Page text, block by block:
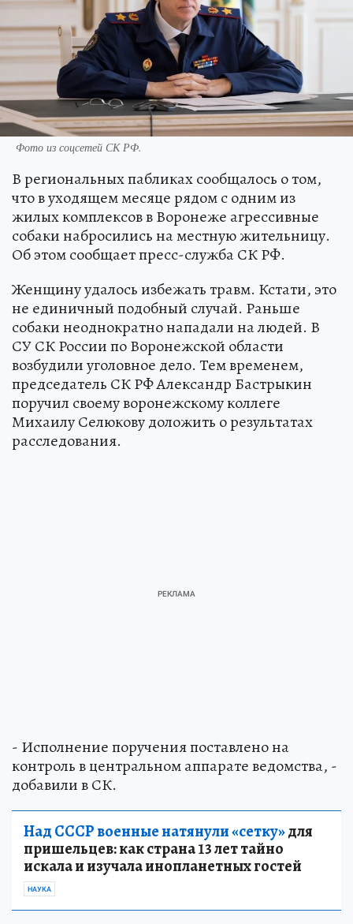
Фото из соцсетей СК РФ.
В региональных пабликах сообщалось о том,
что в уходящем месяце рядом с одним из
жилых комплексов в Воронеже агрессивные
собаки набросились на местную жительницу.
Об этом сообщает пресс-служба СК РФ.
Женщину удалось избежать травм. Кстати, это
не единичный подобный случай. Раньше
собаки неоднократно нападали на людей. В
СУ СК России по Воронежской области
возбудили уголовное дело. Тем временем,
председатель СК РФ Александр Бастрыкин
поручил своему воронежскому коллеге
Михаилу Селюкову доложить о результатах
расследования.
- Исполнение поручения поставлено на
контроль в центральном аппарате ведомства, -
добавили в СК.
Над СССР военные натянули «сетку»для
пришельцев: как страна 13 лет тайно
искала и изучала инопланетных гостей
НАУКА